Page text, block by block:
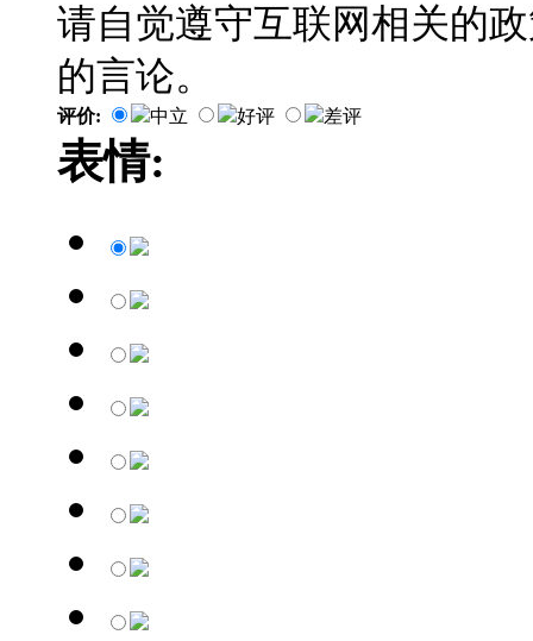
请自觉遵守互联网相关的
的言论。
评价: 中立 好评 差评
表情: